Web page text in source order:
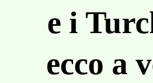
e i
ecco a